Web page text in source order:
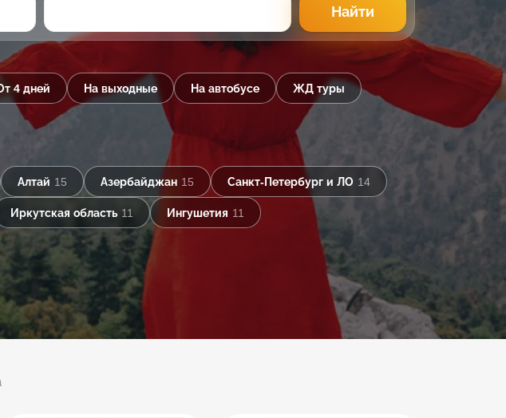
Найти
4 дней На выходные На автобусе ЖД туры
Алтай 15 Азербайджан 15 Санкт-Петербург и ЛО 14
Иркутская область 11 Ингушетия 11